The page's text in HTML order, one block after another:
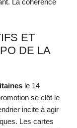
La cohérence
ET
DE LA
le 14
se clôt le
incite à agir
Les cartes